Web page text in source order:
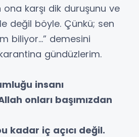
ona karşı dik duruşunu ve
değil böyle. Çünkü; sen
biliyor...” demesini
gündüzlerim.
insanı
onları başımızdan
kadar iç açıcı değil.